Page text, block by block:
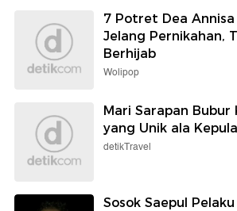
7 Potret Dea
Jelang Pernikahan,
Berhijab
Wolipop
Mari Sarapan Bubur
yang Unik ala
detikTravel
Sosok Saepul